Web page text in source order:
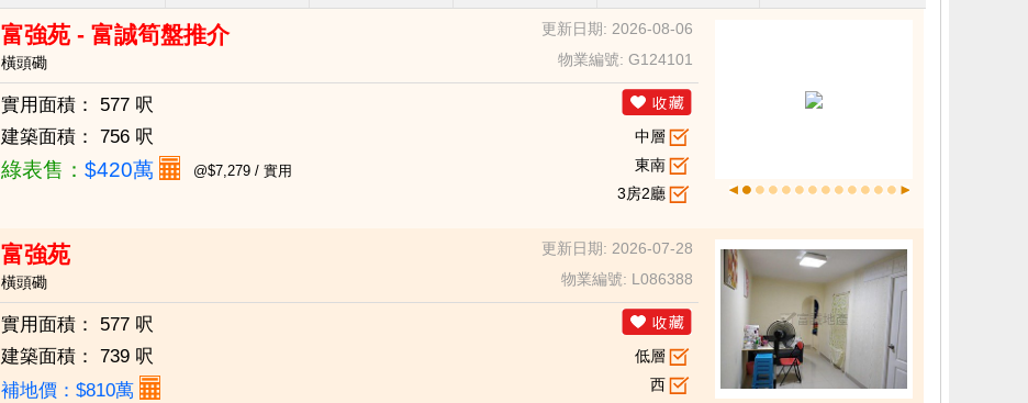
富強苑 - 富誠筍盤推介
更新日期: 2026-08-06
橫頭磡
物業編號: G124101
實用面積：
577 呎
建築面積：
756 呎
綠表售： $420萬 @$7,279 / 實用
中層
東南
3房2廳
富強苑
更新日期: 2026-07-28
橫頭磡
物業編號: L086388
實用面積：
577 呎
建築面積：
739 呎
補地價：$810萬
低層
西